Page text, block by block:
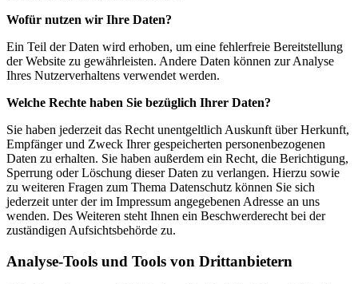
Wofür nutzen wir Ihre Daten?
Ein Teil der Daten wird erhoben, um eine fehlerfreie Bereitstellung
der Website zu gewährleisten. Andere Daten können zur Analyse
Ihres Nutzerverhaltens verwendet werden.
Welche Rechte haben Sie bezüglich Ihrer Daten?
Sie haben jederzeit das Recht unentgeltlich Auskunft über Herkunft,
Empfänger und Zweck Ihrer gespeicherten personenbezogenen
Daten zu erhalten. Sie haben außerdem ein Recht, die Berichtigung,
Sperrung oder Löschung dieser Daten zu verlangen. Hierzu sowie
zu weiteren Fragen zum Thema Datenschutz können Sie sich
jederzeit unter der im Impressum angegebenen Adresse an uns
wenden. Des Weiteren steht Ihnen ein Beschwerderecht bei der
zuständigen Aufsichtsbehörde zu.
Analyse-Tools und Tools von Drittanbietern